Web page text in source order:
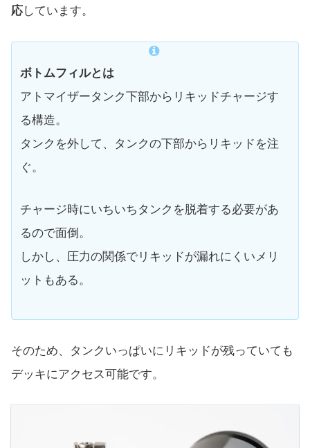
応しています。
ボトムフィルとは
アトマイザータンク下部からリキッドチャージす
る構造。
タンクを外して、タンクの下部からリキッドを注
ぐ。
チャージ時にいちいちタンクを脱着する必要があ
るので面倒。
しかし、圧力の関係でリキッドが漏れにくいメリ
ットもある。
そのため、タンクいっぱいにリキッドが残っていても
デッキにアクセス可能です。